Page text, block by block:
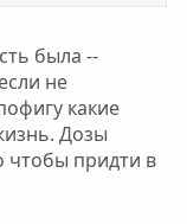
была --
не
какие
Дозы
чтобы придти в